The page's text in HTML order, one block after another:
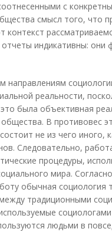
с
смысл того, что
контекст
индикативны: они
направлениям
реальности,
была объективная
В противовес
не из чего иного,
Следовательно,
процедуры,
мира. Согласно
обычная социология
традиционными
людьми в